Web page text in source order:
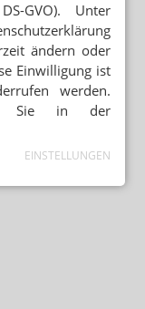
GVO). Unter
ändern oder
Einwilligung ist
werden.
Sie in der
EINSTELLUNGEN